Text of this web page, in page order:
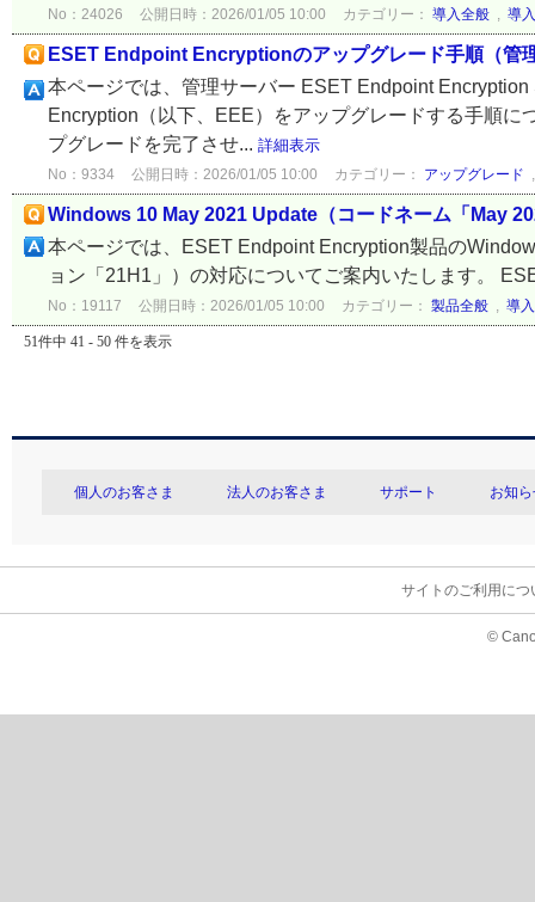
No：24026 公開日時：2026/01/05 10:00 カテゴリー： 導入全般 , 導
ESET Endpoint Encryptionのアップグレード手順（管
本ページでは、管理サーバー ESET Endpoint
Encryption（以下、EEE）をアップグレードする手順
プグレードを完了させ... 詳細表示
No：9334 公開日時：2026/01/05 10:00 カテゴリー： アップグレード
Windows 10 May 2021 Update（コードネーム「May
本ページでは、ESET Endpoint Encryption製品の
ョン「21H1」）の対応についてご案内いたします。
No：19117 公開日時：2026/01/05 10:00 カテゴリー： 製品全般 , 導
51件中 41 - 50 件を表示
個人のお客さま 法人のお客さま サポート お知
サイトのご利用につ
©